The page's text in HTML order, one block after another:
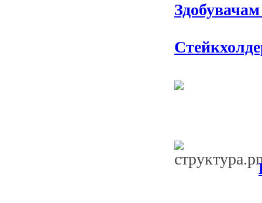
Здобувачам